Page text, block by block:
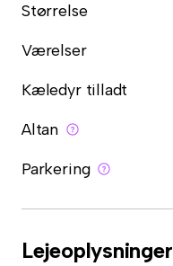
Størrelse
Værelser
Kæledyr tilladt
Altan
Parkering
Lejeoplysninger